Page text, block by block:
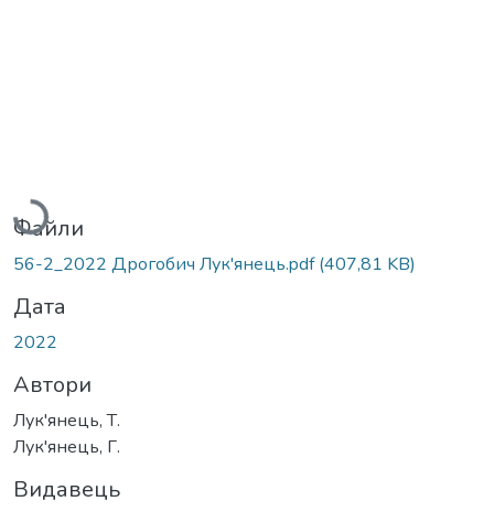
Вантажиться...
Файли
56-2_2022 Дрогобич Лук'янець.pdf(407,81 KB)
Дата
2022
Автори
Лук'янець, Т.
Лук'янець, Г.
Видавець